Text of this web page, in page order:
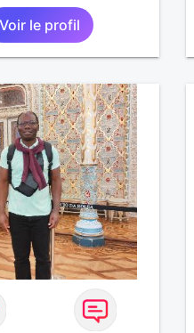
Voir le profil